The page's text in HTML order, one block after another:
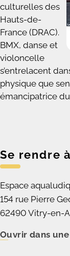
culturelles des
Hauts-de-
France (DRAC).
BMX, danse et
violoncelle
s’entrelacent
physique que
émancipatrice
Se rendre
Espace
154 rue Pierre
62490 Vitry-en-
Ouvrir dans